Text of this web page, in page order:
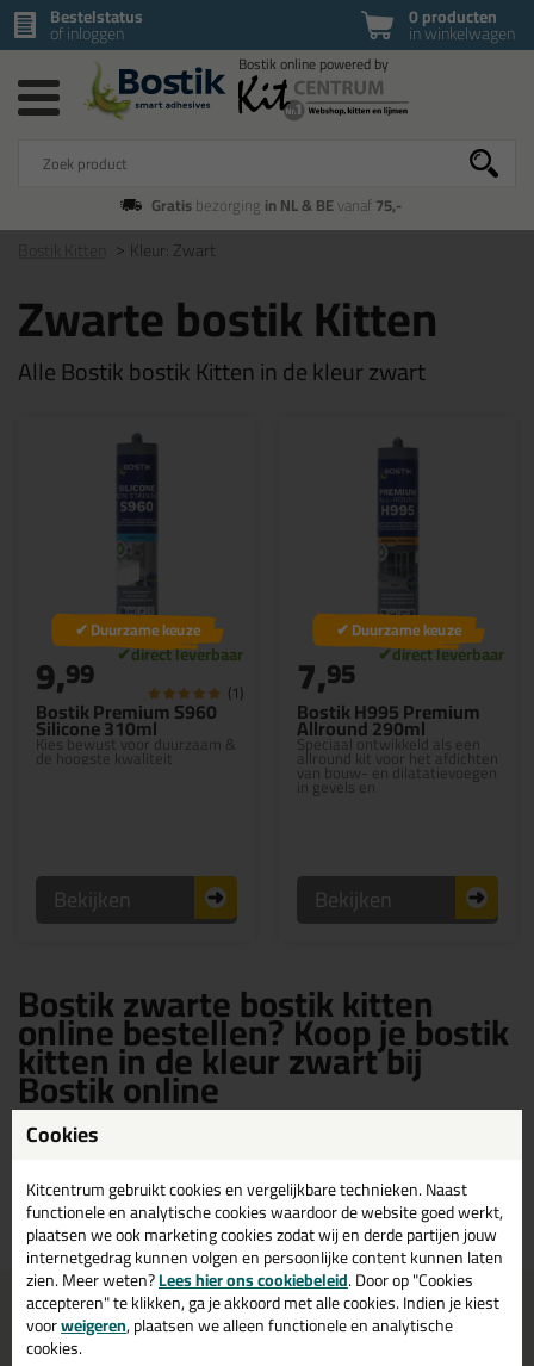
0 producten
in winkelwagen
Bestelstatus
of inloggen
Gratisbezorging in NL & BEvanaf75,-
Kleur: Zwart
Zwarte bostik Kitten
Alle Bostik bostik Kitten in de kleur zwart
Bostik Premium S960
Silicone 310ml
Kies bewust voor duurzaam &
de hoogste kwaliteit
✔ Duurzame keuze
9,99 (1)
Bekijken
Bostik H995 Premium
Allround 290ml
Speciaal ontwikkeld als een
allround kit voor het afdichten
van bouw- en dilatatievoegen
in gevels en
beglazingstoepassingen
✔ Duurzame keuze
7,95
Bekijken
Bostik zwarte bostik kitten
online bestellen? Koop je bostik
kitten in de kleur zwart bij
Bostik online
Bostik bostik Kitten in de kleur zwart kopen? Op Bostik online vind je
bostik kitten zwart daarom gemakkelijk en snel op Bostik online!
Voor 16:00 uur besteld
morgen in huis
Gratisbezorging inNL & BE
vanaf75,-
Cookies
Kitcentrum gebruikt cookies en vergelijkbare technieken. Naast
functionele en analytische cookies waardoor de website goed werkt,
plaatsen we ook marketing cookies zodat wij en derde partijen jouw
internetgedrag kunnen volgen en persoonlijke content kunnen laten
zien. Meer weten?Lees hier ons cookiebeleid. Door op "Cookies
accepteren" te klikken, ga je akkoord met alle cookies. Indien je kiest
voorweigeren, plaatsen we alleen functionele en analytische
cookies.